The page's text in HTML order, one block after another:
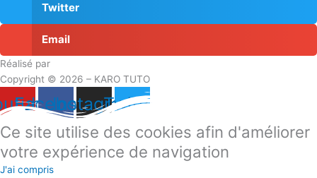
Twitter
Email
Réalisé par
Copyright © 2026 – KARO TUTO
Facebook
Instagram
Twitter
Ce site utilise des cookies afin d'améliorer
votre expérience de navigation
J'ai compris